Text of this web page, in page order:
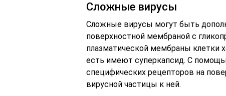
Сложные вирусы
Сложные вирусы могут быть
поверхностной мембраной с
плазматической мембраны клетки
есть имеют суперкапсид. С
специфических рецепторов на
вирусной частицы к ней.